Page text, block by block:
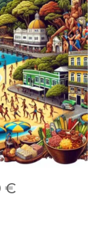
€